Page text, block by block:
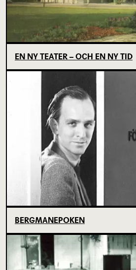
EN NY TEATER – OCH EN NY TID
BERGMANEPOKEN